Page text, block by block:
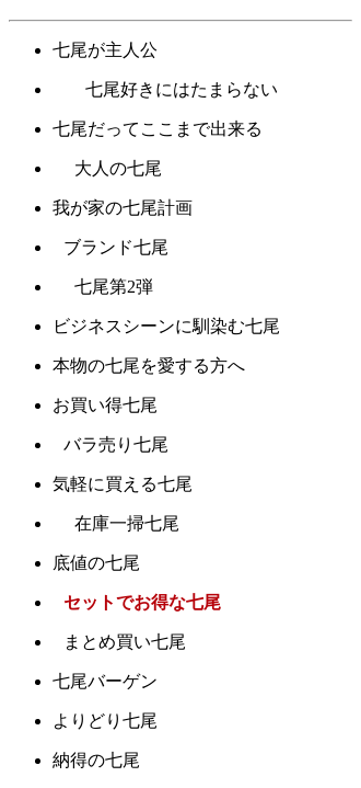
七尾が主人公
七尾好きにはたまらない
七尾だってここまで出来る
大人の七尾
我が家の七尾計画
ブランド七尾
七尾第2弾
ビジネスシーンに馴染む七尾
本物の七尾を愛する方へ
お買い得七尾
バラ売り七尾
気軽に買える七尾
在庫一掃七尾
底値の七尾
セットでお得な七尾
まとめ買い七尾
七尾バーゲン
よりどり七尾
納得の七尾